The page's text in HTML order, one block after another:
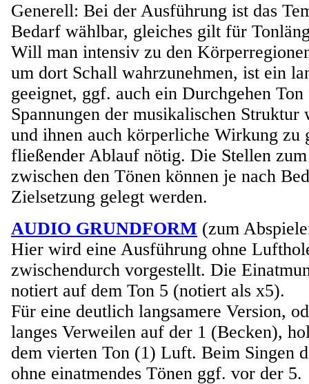
Generell: Bei der Ausführung ist das
Bedarf wählbar, gleiches gilt für
Will man intensiv zu den
um dort Schall wahrzunehmen, ist ein
geeignet, ggf. auch ein Durchgehen
Spannungen der musikalischen Struktur
und ihnen auch körperliche Wirkung zu
fließender Ablauf nötig. Die Stellen
zwischen den Tönen können je nach
Zielsetzung gelegt werden.
AUDIO GRUNDFORM (zum
Hier wird eine Ausführung ohne
zwischendurch vorgestellt. Die
notiert auf dem Ton 5 (notiert als x5).
Für eine deutlich langsamere Version,
langes Verweilen auf der 1 (Becken),
dem vierten Ton (1) Luft. Beim Singen
ohne einatmendes Tönen ggf. vor der 5.